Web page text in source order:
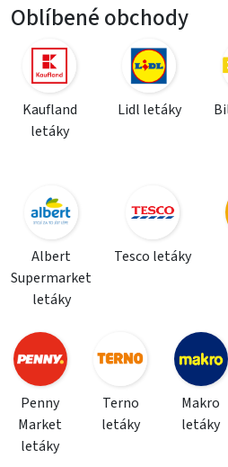
Oblíbené obchody
Kaufland
letáky
Lidl letáky
Albert
Supermarket
letáky
Tesco letáky
Penny
Market
letáky
Terno
letáky
Makro
letáky